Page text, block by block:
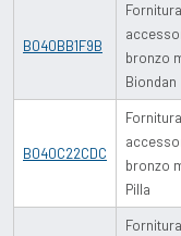
B040BB1F9B
bronzo
Biondan
B040C22CDC
bronzo
Pilla